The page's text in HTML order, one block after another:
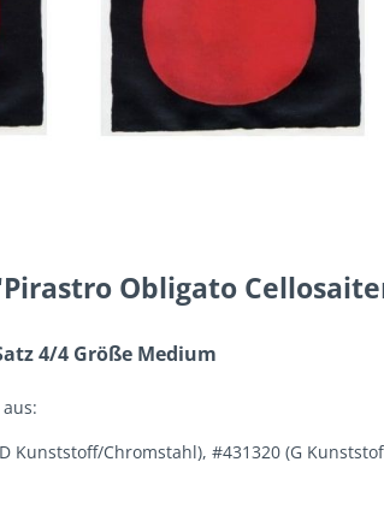
Obligato
4/4 Größe Medium
Kunststoff/Chromstahl), #431320 (G